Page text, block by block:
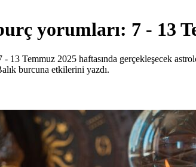
yorumları: 7 - 13
- 13 Temmuz 2025 haftasında gerçekleşecek
burcuna etkilerini yazdı.